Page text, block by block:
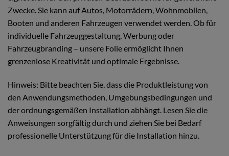
Zwecke. Sie kann auf Autos, Motorrädern, Wohnmobilen,
Booten und anderen Fahrzeugen verwendet werden. Ob für
individuelle Fahrzeuggestaltung, Werbung oder
Fahrzeugbranding – unsere Folie ermöglicht Ihnen
grenzenlose Kreativität und optimale Ergebnisse.
Hinweis: Bitte beachten Sie, dass die Produktleistung von
den Anwendungsmethoden, Umgebungsbedingungen und
der ordnungsgemäßen Installation abhängt. Lesen Sie die
Anweisungen sorgfältig durch und ziehen Sie bei Bedarf
professionelle Unterstützung für die Installation hinzu.